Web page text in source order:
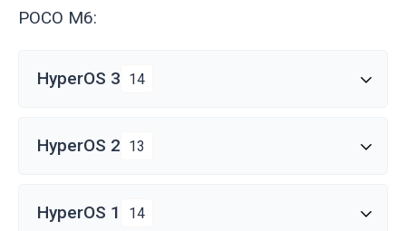
POCO M6:
HyperOS 3 14
HyperOS 2 13
HyperOS 1 14